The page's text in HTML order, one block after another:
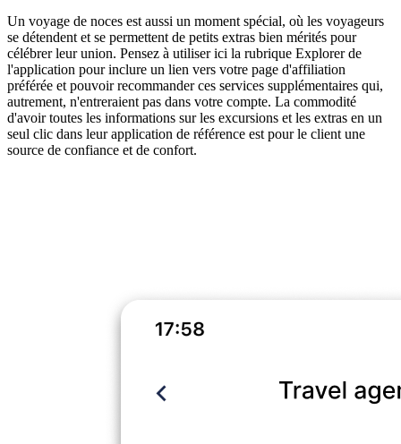
Un voyage de noces est aussi un moment spécial, où les voyageurs
se détendent et se permettent de petits extras bien mérités pour
célébrer leur union. Pensez à utiliser ici la rubrique Explorer de
l'application pour inclure un lien vers votre page d'affiliation
préférée et pouvoir recommander ces services supplémentaires qui,
autrement, n'entreraient pas dans votre compte. La commodité
d'avoir toutes les informations sur les excursions et les extras en un
seul clic dans leur application de référence est pour le client une
source de confiance et de confort.